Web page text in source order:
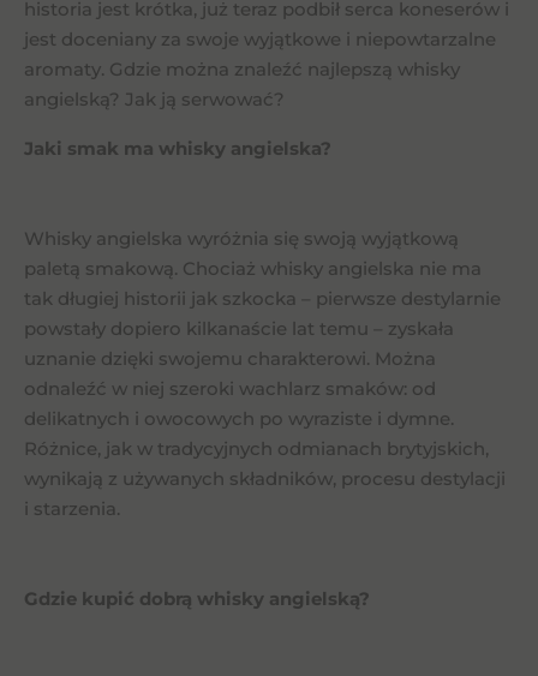
historia jest krótka, już teraz podbił serca koneserów i
jest doceniany za swoje wyjątkowe i niepowtarzalne
aromaty. Gdzie można znaleźć najlepszą whisky
angielską? Jak ją serwować?
Jaki smak ma whisky angielska?
Whisky angielska wyróżnia się swoją wyjątkową
paletą smakową. Chociaż whisky angielska nie ma
tak długiej historii jak szkocka – pierwsze destylarnie
powstały dopiero kilkanaście lat temu – zyskała
uznanie dzięki swojemu charakterowi. Można
odnaleźć w niej szeroki wachlarz smaków: od
delikatnych i owocowych po wyraziste i dymne.
Różnice, jak w tradycyjnych odmianach brytyjskich,
wynikają z używanych składników, procesu destylacji
i starzenia.
Gdzie kupić dobrą whisky angielską?